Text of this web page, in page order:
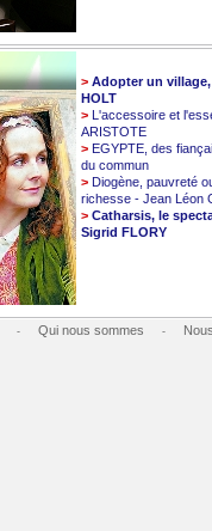
> Adopter un
HOLT
> L'accessoire et
ARISTOTE
> EGYPTE, des
du commun
> Diogène, pauvreté
richesse - Jean Léon
> Catharsis, le
Sigrid FLORY
- Qui nous sommes -